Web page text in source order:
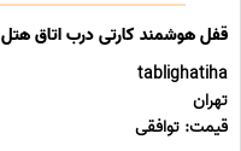
قفل هوشمند کارتی درب اتاق هتل
tablighatiha
تهران
قیمت: توافقی